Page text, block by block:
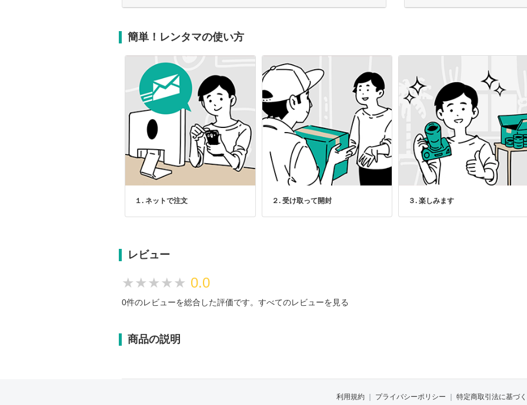
簡単！レンタマの使い方
１. ネットで注文 ２. 受け取って開封 ３. 楽しみます
レビュー
★★★★★
★★★★★ 0.0
0件のレビューを総合した評価です。 すべてのレビューを見る
商品の説明
利用規約 プライバシーポリシー 特定商取引法に基づ